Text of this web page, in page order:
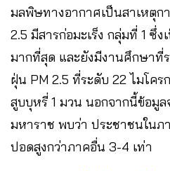
มลพิษทางอากาศเป็นสาเหตุกา
2.5 มีสารก่อมะเร็ง กลุ่มที่ 1 ซึ่
มากที่สุด และยังมีงานศึกษาที่
ฝุ่น PM 2.5 ที่ระดับ 22 ไมโคร
สูบบุหรี่ 1 มวน นอกจากนี้ข้อมูล
มหาราช พบว่า ประชาชนในภ
ปอดสูงกว่าภาคอื่น 3-4 เท่า